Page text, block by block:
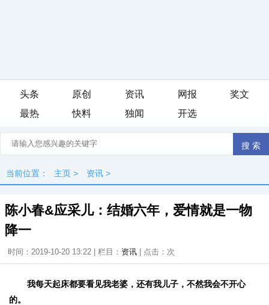
头条 原创 资讯 网报
奖文
最热
快料 独闻 开选
当前位置： 主页 > 资讯 >
陈小春&应采儿：结婚六年，爱情就是一物
降一
时间：2019-10-20 13:22 | 栏目： 资讯 | 点击： 次
我每天起床都要看见我老婆，还有我儿子，不然我会不开心
的。